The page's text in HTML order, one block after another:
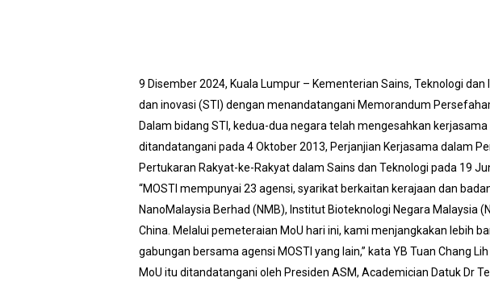
9 Disember 2024, Kuala Lumpur – Kementerian Sains, Teknologi
dan inovasi (STI) dengan menandatangani Memorandum
Dalam bidang STI, kedua-dua negara telah mengesahkan
ditandatangani pada 4 Oktober 2013, Perjanjian Kerjasama dalam
Pertukaran Rakyat-ke-Rakyat dalam Sains dan Teknologi pada 19
“MOSTI mempunyai 23 agensi, syarikat berkaitan kerajaan dan
NanoMalaysia Berhad (NMB), Institut Bioteknologi Negara
China. Melalui pemeteraian MoU hari ini, kami menjangkakan lebih
gabungan bersama agensi MOSTI yang lain,” kata YB Tuan Chang Lih
MoU itu ditandatangani oleh Presiden ASM, Academician Datuk Dr